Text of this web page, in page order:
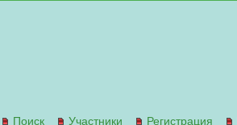
Поиск Участники Регистрация